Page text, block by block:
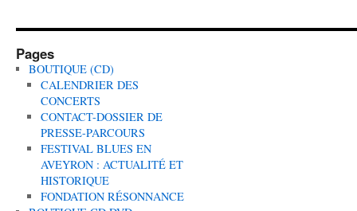
Pages
BOUTIQUE (CD)
CALENDRIER DES
CONCERTS
CONTACT-DOSSIER DE
PRESSE-PARCOURS
FESTIVAL BLUES EN
AVEYRON : ACTUALITÉ ET
HISTORIQUE
FONDATION RÉSONNANCE